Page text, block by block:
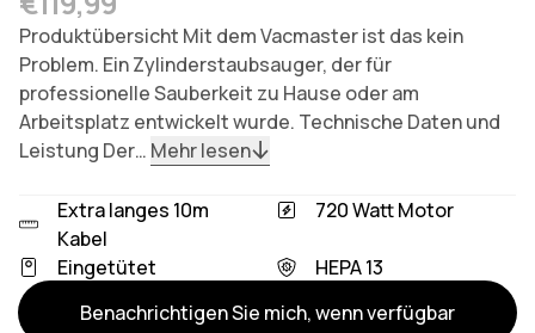
Produktübersicht Mit dem Vacmaster ist das kein
Problem. Ein Zylinderstaubsauger, der für
professionelle Sauberkeit zu Hause oder am
Arbeitsplatz entwickelt wurde. Technische Daten und
Leistung Der… Mehr lesen
Extra langes 10m
Kabel
720 Watt Motor
Eingetütet
HEPA 13
Varianten
Benachrichtigen Sie mich, wenn verfügbar